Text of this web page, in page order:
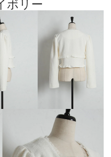
ボリー